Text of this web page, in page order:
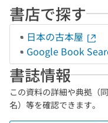
書店で探す
日本の古本屋
Google Book
書誌情報
この資料の詳細や典拠（
名）等を確認できます。